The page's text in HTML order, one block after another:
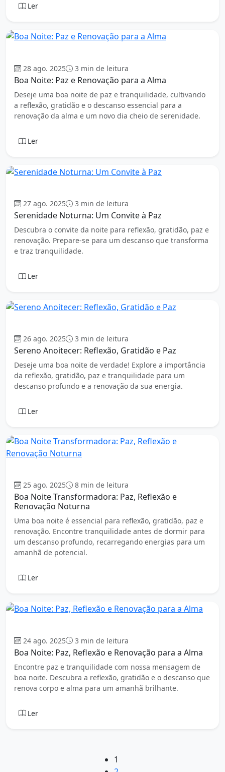
Ler
28 ago. 2025 3 min de leitura
Boa Noite: Paz e Renovação para a Alma
Deseje uma boa noite de paz e tranquilidade, cultivando
a reflexão, gratidão e o descanso essencial para a
renovação da alma e um novo dia cheio de serenidade.
Ler
27 ago. 2025 3 min de leitura
Serenidade Noturna: Um Convite à Paz
Descubra o convite da noite para reflexão, gratidão, paz e
renovação. Prepare-se para um descanso que transforma
e traz tranquilidade.
Ler
26 ago. 2025 3 min de leitura
Sereno Anoitecer: Reflexão, Gratidão e Paz
Deseje uma boa noite de verdade! Explore a importância
da reflexão, gratidão, paz e tranquilidade para um
descanso profundo e a renovação da sua energia.
Ler
25 ago. 2025 8 min de leitura
Boa Noite Transformadora: Paz, Reflexão e
Renovação Noturna
Uma boa noite é essencial para reflexão, gratidão, paz e
renovação. Encontre tranquilidade antes de dormir para
um descanso profundo, recarregando energias para um
amanhã de potencial.
Ler
24 ago. 2025 3 min de leitura
Boa Noite: Paz, Reflexão e Renovação para a Alma
Encontre paz e tranquilidade com nossa mensagem de
boa noite. Descubra a reflexão, gratidão e o descanso que
renova corpo e alma para um amanhã brilhante.
Ler
1